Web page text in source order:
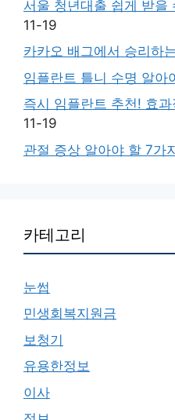
서울 청년대출 쉽게 받을
11-19
카카오 배그에서 승리하
임플란트 틀니 수명 알아
즉시 임플란트 추천! 효
11-19
관절 증상 알아야 할 7가
카테고리
눈썹
민생회복지원금
보청기
유용한정보
이사